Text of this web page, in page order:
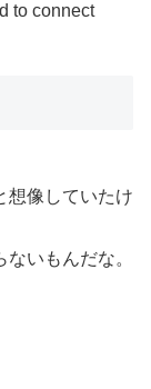
to connect
想像していたけ
いもんだな。